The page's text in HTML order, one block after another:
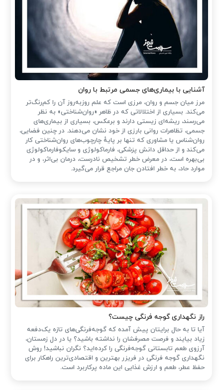
آشنایی با بیماری‌های جسمی مرتبط با روان
مرز میان جسم و روان، مرزی است که علم روزبه‌روز آن را کم‌رنگ‌تر
می‌کند. بسیاری از اختلالاتی که در ظاهر «روان‌شناختی» به نظر
می‌رسند، ریشه‌ای زیستی دارند و برعکس، بسیاری از بیماری‌های
جسمی، تظاهرات روانی بارزی از خود نشان می‌دهند. در چنین فضایی،
روان‌شناس یا مشاوری که تنها بر پایهٔ چارچوب‌های روان‌شناختی کار
می‌کند و از حداقل دانش پزشکی، فارماکولوژی و سایکوفارماکولوژی
بی‌بهره است، در معرض خطر تشخیص نادرست، درمان بی‌اثر، و در
موارد حاد، به خطر افتادن جان مراجع قرار می‌گیرد.
راز نگهداری گوجه فرنگی چیست؟
آیا تا به حال برایتان پیش آمده که گوجه‌فرنگی‌های تازه یک‌دفعه
زیاد بیایند و فرصت مصرفشان را نداشته باشید؟ یا در دل زمستان،
آرزوی طعم تابستانی گوجه‌فرنگی را کرده‌اید؟ نگران نباشید! روش
نگهداری گوجه فرنگی در فریزر بهترین و اقتصادی‌ترین راهکار برای
حفظ عطر، طعم و ارزش غذایی این ماده پرکاربرد است.